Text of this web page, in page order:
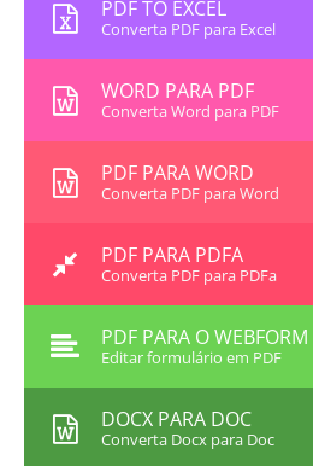
PDF TO EXCEL
Converta PDF para Excel
WORD PARA PDF
Converta Word para PDF
PDF PARA WORD
Converta PDF para Word
PDF PARA PDFA
Converta PDF para PDFa
PDF PARA O WEBFORM
Editar formulário em PDF
DOCX PARA DOC
Converta Docx para Doc